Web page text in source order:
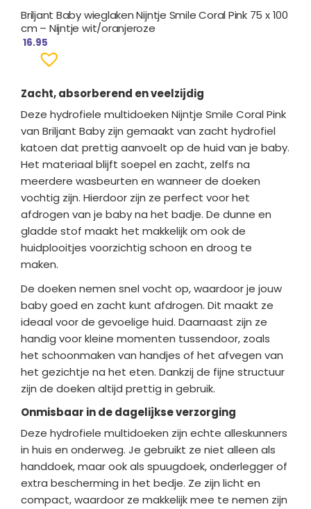
Briljant Baby wieglaken Nijntje Smile Coral Pink 75 x 100
cm – Nijntje wit/oranjeroze
16.95
Zacht, absorberend en veelzijdig
Deze hydrofiele multidoeken Nijntje Smile Coral Pink
van Briljant Baby zijn gemaakt van zacht hydrofiel
katoen dat prettig aanvoelt op de huid van je baby.
Het materiaal blijft soepel en zacht, zelfs na
meerdere wasbeurten en wanneer de doeken
vochtig zijn. Hierdoor zijn ze perfect voor het
afdrogen van je baby na het badje. De dunne en
gladde stof maakt het makkelijk om ook de
huidplooitjes voorzichtig schoon en droog te
maken.
De doeken nemen snel vocht op, waardoor je jouw
baby goed en zacht kunt afdrogen. Dit maakt ze
ideaal voor de gevoelige huid. Daarnaast zijn ze
handig voor kleine momenten tussendoor, zoals
het schoonmaken van handjes of het afvegen van
het gezichtje na het eten. Dankzij de fijne structuur
zijn de doeken altijd prettig in gebruik.
Onmisbaar in de dagelijkse verzorging
Deze hydrofiele multidoeken zijn echte alleskunners
in huis en onderweg. Je gebruikt ze niet alleen als
handdoek, maar ook als spuugdoek, onderlegger of
extra bescherming in het bedje. Ze zijn licht en
compact, waardoor ze makkelijk mee te nemen zijn